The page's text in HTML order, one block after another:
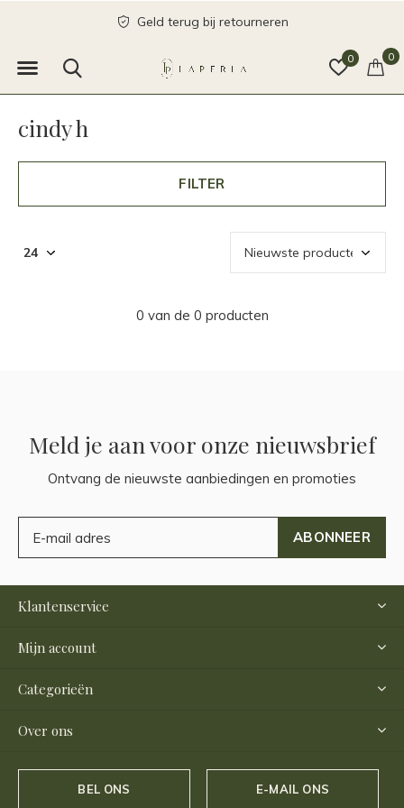
0 0
Geld terug bij retourneren
cindy h
FILTER
0 van de 0 producten
Meld je aan voor onze nieuwsbrief
Ontvang de nieuwste aanbiedingen en promoties
ABONNEER
Klantenservice
Mijn account
Categorieën
Over ons
BEL ONS E-MAIL ONS